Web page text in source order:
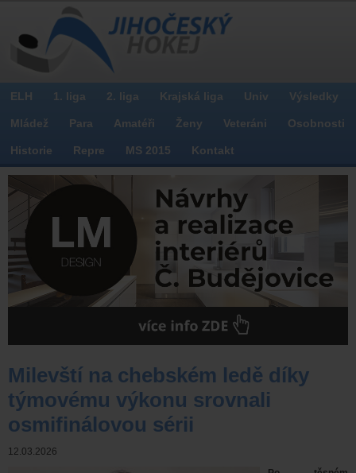
ELH 1. liga 2. liga Krajská liga Univ Výsledky
Mládež Para Amatéři Ženy Veteráni Osobnosti
Historie Repre MS 2015 Kontakt
Milevští na chebském ledě díky
týmovému výkonu srovnali
osmifinálovou sérii
12.03.2026